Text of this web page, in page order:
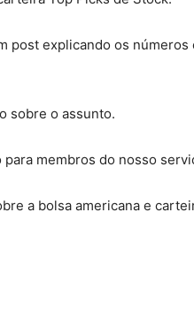
post explicando os
sobre o assunto.
membros do nosso
a bolsa americana e